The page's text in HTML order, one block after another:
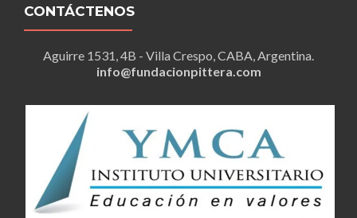
CONTÁCTENOS
Aguirre 1531, 4B - Villa Crespo, CABA, Argentina.
info@fundacionpittera.com